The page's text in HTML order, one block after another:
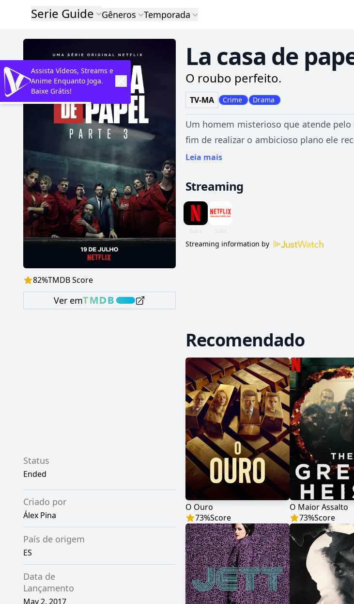
Serie Guide Gêneros Temporada
82%TMDB Score
Ver em
La casa de
O roubo perfeito.
TV-MA Crime Drama
Um homem misterioso que atende
fim de realizar o ambicioso plano ele
tem nada a perder. O objetivo é infiltrar
sessenta e sete reféns e as forças da
Profesor.
Leia mais
Streaming
Streaming information by
Status
Ended
Criado por
Álex Pina
País de origem
ES
Data de
Lançamento
May 2, 2017
Recomendado
O Ouro
73%Score
O Maior Assalto
73%Score
Assista Vídeos, Streams e
Anime Enquanto Joga.
Baixe Grátis!